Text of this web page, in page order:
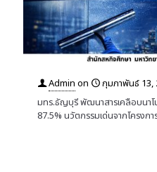
Admin on
กุมภาพันธ์ 13,
มทร.ธัญบุรี พัฒนาสารเคลือบนาโ
87.5% นวัตกรรมเด่นจากโครงก